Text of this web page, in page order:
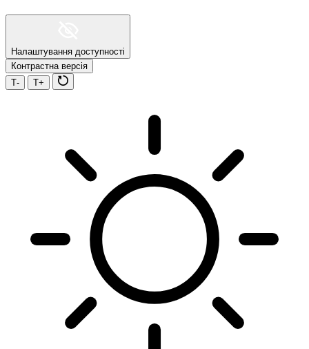
Налаштування доступності
Контрастна версія
Т-
Т+